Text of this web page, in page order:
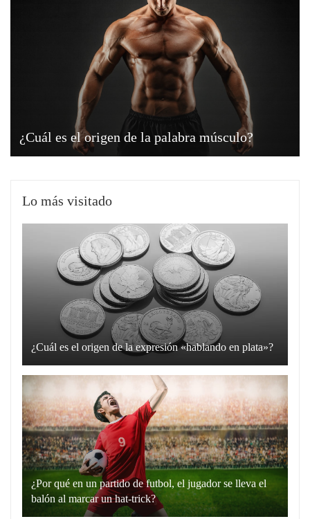
¿Cuál es el origen de la palabra músculo?
Lo más visitado
¿Cuál es el origen de la expresión «hablando en plata»?
La
expresión
“hablando
en
plata”
es
un
recurso
lingüístico
¿Por qué en un partido de futbol, el jugador se lleva el
balón al marcar un hat-trick?
Un